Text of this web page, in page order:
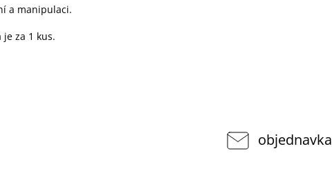
a manipulaci.
je za 1 kus.
objednavka